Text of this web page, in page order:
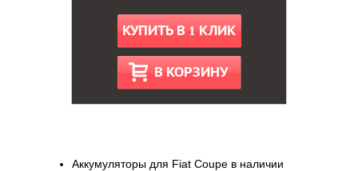
КУПИТЬ В 1 КЛИК
В КОРЗИНУ
Аккумуляторы для Fiat Coupe в наличии